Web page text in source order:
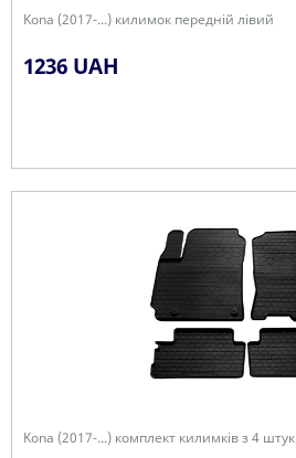
Kona (2017-...) килимок передній лівий
1236 UAH
Kona (2017-...) комплект килимків з 4 штук